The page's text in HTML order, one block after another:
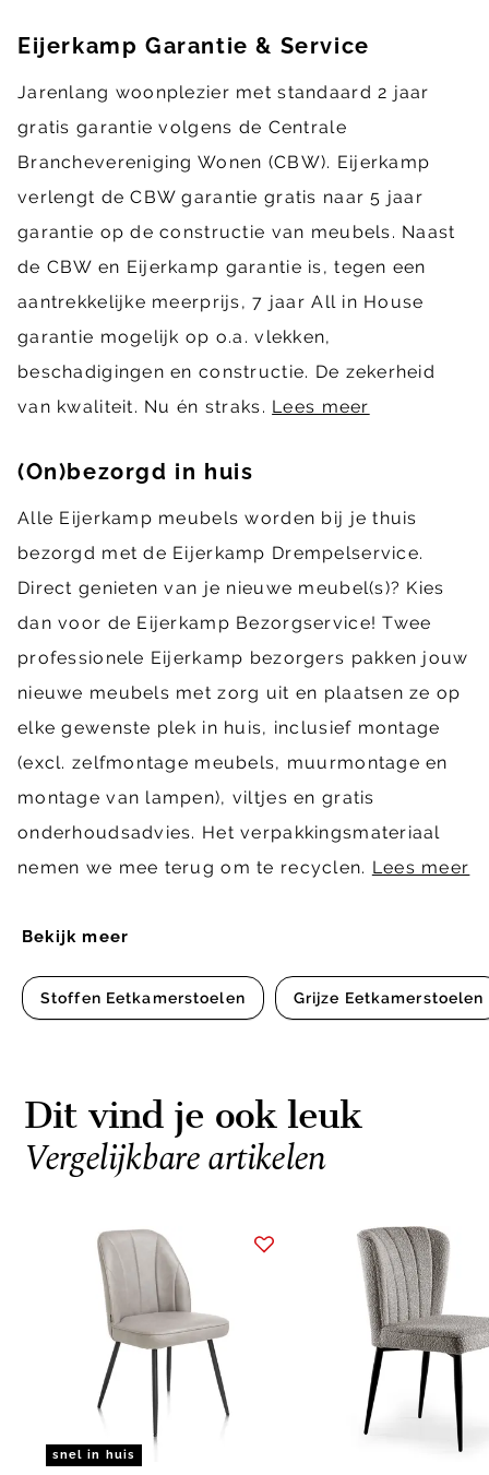
Bekijk meer
Stoffen Eetkamerstoelen Grijze Eetkamerstoelen
Eijerkamp Garantie & Service
Jarenlang woonplezier met standaard 2 jaar
gratis garantie volgens de Centrale
Branchevereniging Wonen (CBW). Eijerkamp
verlengt de CBW garantie gratis naar 5 jaar
garantie op de constructie van meubels. Naast
de CBW en Eijerkamp garantie is, tegen een
aantrekkelijke meerprijs, 7 jaar All in House
garantie mogelijk op o.a. vlekken,
beschadigingen en constructie. De zekerheid
van kwaliteit. Nu én straks. Lees meer
(On)bezorgd in huis
Alle Eijerkamp meubels worden bij je thuis
bezorgd met de Eijerkamp Drempelservice.
Direct genieten van je nieuwe meubel(s)? Kies
dan voor de Eijerkamp Bezorgservice! Twee
professionele Eijerkamp bezorgers pakken jouw
nieuwe meubels met zorg uit en plaatsen ze op
elke gewenste plek in huis, inclusief montage
(excl. zelfmontage meubels, muurmontage en
montage van lampen), viltjes en gratis
onderhoudsadvies. Het verpakkingsmateriaal
nemen we mee terug om te recyclen. Lees meer
Dit vind je ook leuk
Vergelijkbare artikelen
snel in huis